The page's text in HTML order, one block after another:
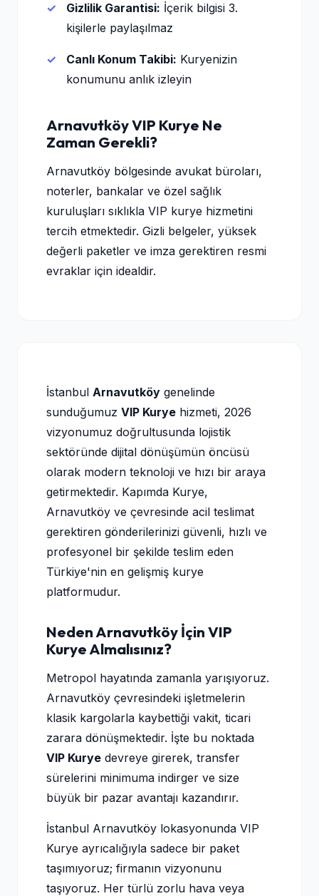
Gizlilik Garantisi: İçerik bilgisi 3.
kişilerle paylaşılmaz
Canlı Konum Takibi: Kuryenizin
konumunu anlık izleyin
Arnavutköy VIP Kurye Ne
Zaman Gerekli?
Arnavutköy bölgesinde avukat büroları,
noterler, bankalar ve özel sağlık
kuruluşları sıklıkla VIP kurye hizmetini
tercih etmektedir. Gizli belgeler, yüksek
değerli paketler ve imza gerektiren resmi
evraklar için idealdir.
İstanbul Arnavutköy genelinde
sunduğumuz VIP Kurye hizmeti, 2026
vizyonumuz doğrultusunda lojistik
sektöründe dijital dönüşümün öncüsü
olarak modern teknoloji ve hızı bir araya
getirmektedir. Kapımda Kurye,
Arnavutköy ve çevresinde acil teslimat
gerektiren gönderilerinizi güvenli, hızlı ve
profesyonel bir şekilde teslim eden
Türkiye'nin en gelişmiş kurye
platformudur.
Neden Arnavutköy İçin VIP
Kurye Almalısınız?
Metropol hayatında zamanla yarışıyoruz.
Arnavutköy çevresindeki işletmelerin
klasik kargolarla kaybettiği vakit, ticari
zarara dönüşmektedir. İşte bu noktada
VIP Kurye devreye girerek, transfer
sürelerini minimuma indirger ve size
büyük bir pazar avantajı kazandırır.
İstanbul Arnavutköy lokasyonunda VIP
Kurye ayrıcalığıyla sadece bir paket
taşımıyoruz; firmanın vizyonunu
taşıyoruz. Her türlü zorlu hava veya